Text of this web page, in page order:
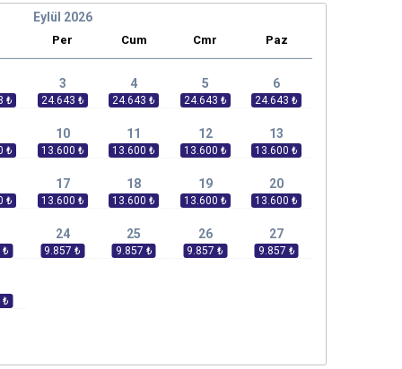
Eylül 2026
Per Cum Cmr Paz
3 4 5 6
10 11 12 13
17 18 19 20
24 25 26 27